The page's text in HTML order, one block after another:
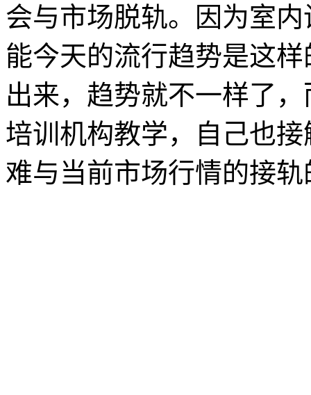
会与市场脱轨。因为室
能今天的流行趋势是这
出来，趋势就不一样了
培训机构教学，自己也
难与当前市场行情的接轨